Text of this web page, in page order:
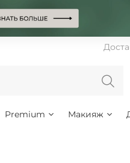
Premium Макияж